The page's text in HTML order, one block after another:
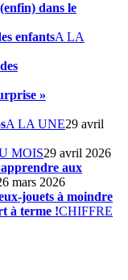
dans le
enfantsA LA
»
A LA UNE29 avril
MOIS29 avril 2026
aux
mars 2026
jouets à moindre
à terme !CHIFFRE